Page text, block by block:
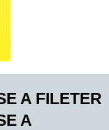
A
A